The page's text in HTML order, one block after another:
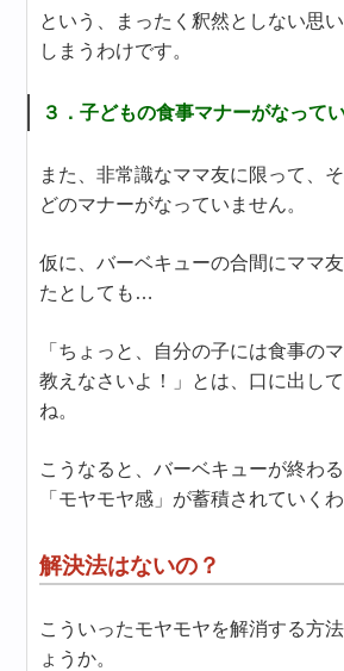
という、まったく釈然としない思
しまうわけです。
３．子どもの食事マナーがなって
また、非常識なママ友に限って、
どのマナーがなっていません。
仮に、バーベキューの合間にママ
たとしても…
「ちょっと、自分の子には食事の
教えなさいよ！」とは、口に出し
ね。
こうなると、バーベキューが終わ
「モヤモヤ感」が蓄積されていくわ
解決法はないの？
こういったモヤモヤを解消する方
ょうか。